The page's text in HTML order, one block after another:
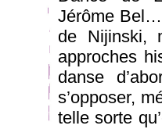
Jérôme
de Nijinski,
approches
danse
s’opposer,
telle sorte